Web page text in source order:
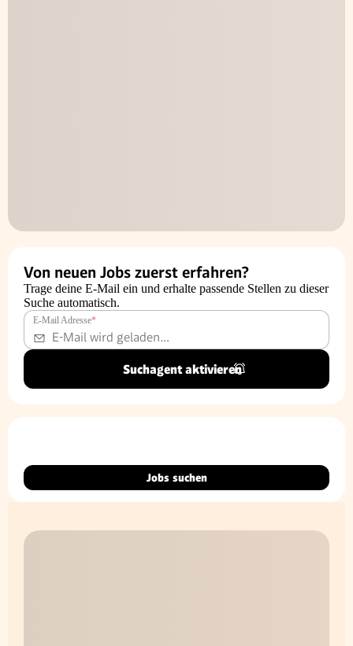
Von neuen Jobs zuerst erfahren?
Trage deine E-Mail ein und erhalte passende Stellen zu dieser
Suche automatisch.
E-Mail Adresse*
Suchagent aktivieren
Jobs suchen